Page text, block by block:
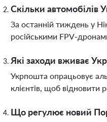
Скільки автомобілів
За останній тиждень у
російськими FPV-
Які заходи вживає
Укрпошта опрацьовує
клієнтів, щоб відновити
Що регулює новий